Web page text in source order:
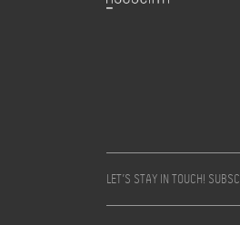
LET’S STAY IN TOUCH!